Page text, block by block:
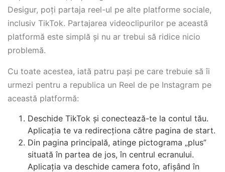
Desigur, poți partaja reel-ul pe alte platforme sociale,
inclusiv TikTok. Partajarea videoclipurilor pe această
platformă este simplă și nu ar trebui să ridice nicio
problemă.
Cu toate acestea, iată patru pași pe care trebuie să îi
urmezi pentru a republica un Reel de pe Instagram pe
această platformă:
Deschide TikTok și conectează-te la contul tău.
Aplicația te va redirecționa către pagina de start.
Din pagina principală, atinge pictograma „plus”
situată în partea de jos, în centrul ecranului.
Aplicația va deschide camera foto, afișând în